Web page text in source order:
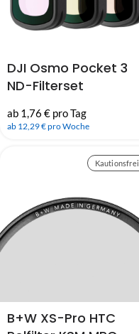
DJI Osmo Pocket 3
ND-Filterset
ab 1,76 € pro Tag
ab 12,29 € pro Woche
Kautionsfrei
B+W XS-Pro HTC